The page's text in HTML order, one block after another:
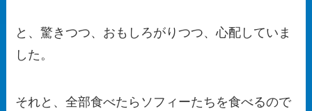
と、驚きつつ、おもしろがりつつ、心配していま
した。
それと、全部食べたらソフィーたちを食べるので